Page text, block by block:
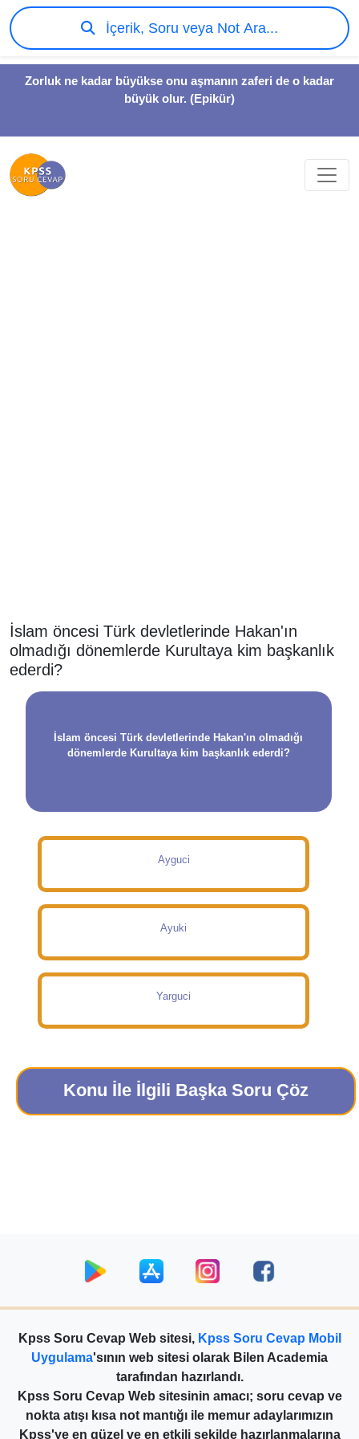
Zorluk ne kadar büyükse onu aşmanın zaferi de o kadar
büyük olur. (Epikür)
İçerik, Soru veya Not Ara...
İslam öncesi Türk devletlerinde Hakan'ın
olmadığı dönemlerde Kurultaya kim başkanlık
ederdi?
İslam öncesi Türk devletlerinde Hakan'ın olmadığı
dönemlerde Kurultaya kim başkanlık ederdi?
Ayguci
Ayuki
Yarguci
Konu İle İlgili Başka Soru Çöz
Kpss Soru Cevap Web sitesi, Kpss Soru Cevap Mobil
Uygulama'sının web sitesi olarak Bilen Academia
tarafından hazırlandı.
Kpss Soru Cevap Web sitesinin amacı; soru cevap ve
nokta atışı kısa not mantığı ile memur adaylarımızın
Kpss'ye en güzel ve en etkili şekilde hazırlanmalarına